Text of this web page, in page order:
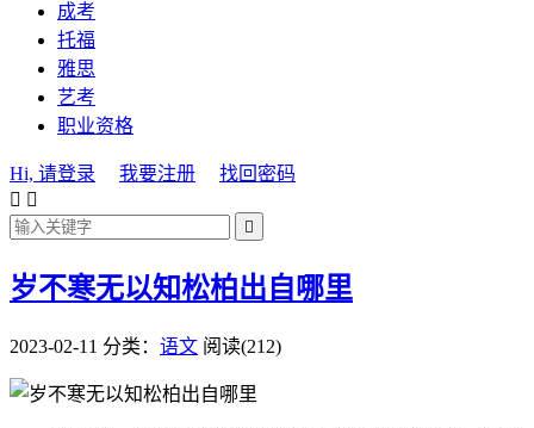
成考
托福
雅思
艺考
职业资格
Hi, 请登录 我要注册
找回密码
 

岁不寒无以知松柏出自哪里
2023-02-11 分类： 语文 阅读(212)